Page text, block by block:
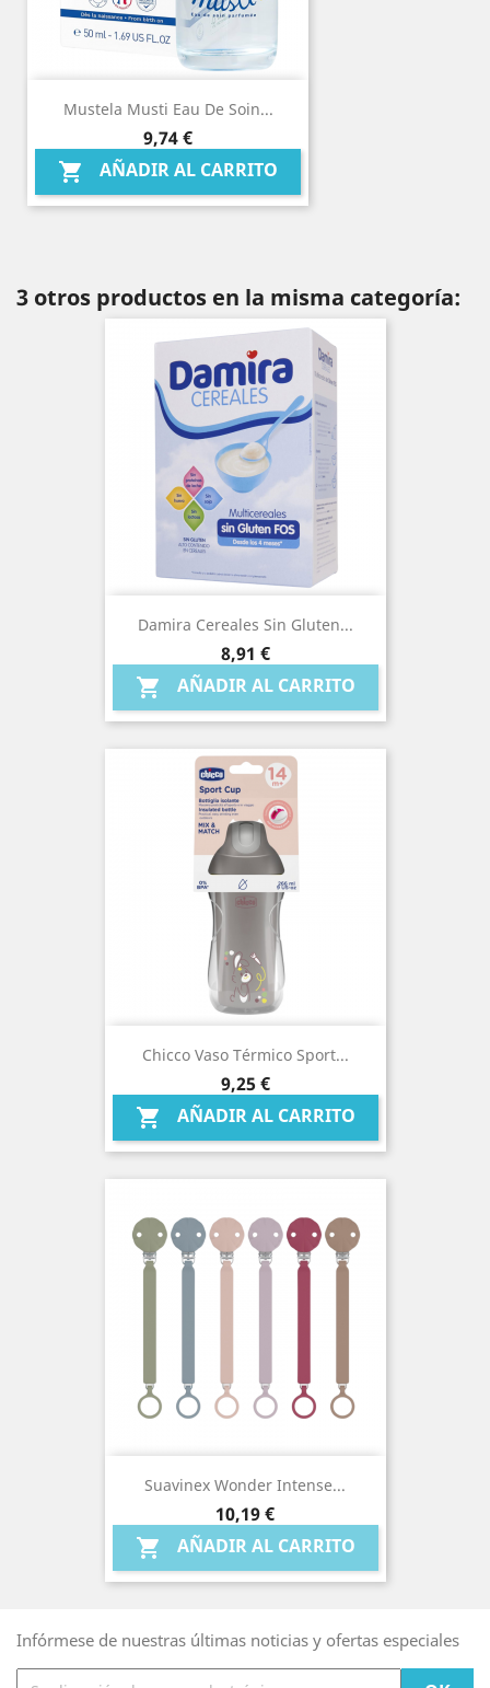
Mustela Musti Eau De Soin...
Precio
9,74 €
 AÑADIR AL CARRITO
3 otros productos en la misma categoría:
Damira Cereales Sin Gluten...
Precio
8,91 €
 AÑADIR AL CARRITO
Chicco Vaso Térmico Sport...
Precio
9,25 €
 AÑADIR AL CARRITO
Suavinex Wonder Intense...
Precio
10,19 €
 AÑADIR AL CARRITO
Infórmese de nuestras últimas noticias y ofertas especiales